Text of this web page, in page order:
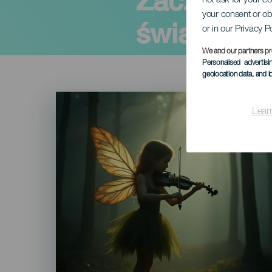
your consent or
or in our Privacy
We and our partners
Personalised
geolocation data, and